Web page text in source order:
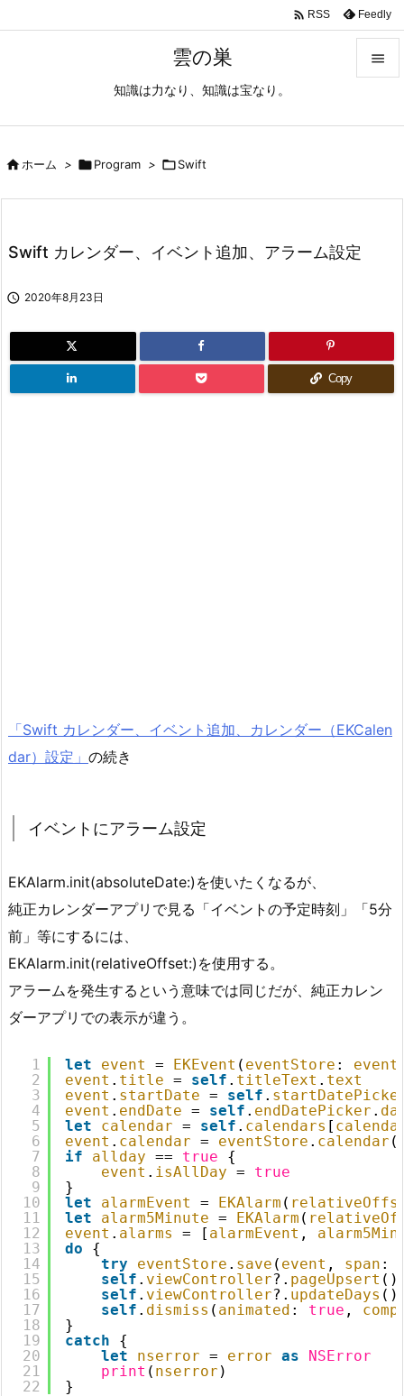
雲の巣
知識は力なり、知識は宝なり。

 RSS Feedly
ホーム > Program > Swift
Swift カレンダー、イベント追加、アラーム設定
 2020年8月23日
Copy
「Swift カレンダー、イベント追加、カレンダー（EKCalen
dar）設定」 の続き
イベントにアラーム設定
EKAlarm.init(absoluteDate:)を使いたくなるが、
純正カレンダーアプリで見る「イベントの予定時刻」「5分
前」等にするには、
EKAlarm.init(relativeOffset:)を使用する。
アラームを発生するという意味では同じだが、純正カレン
ダーアプリでの表示が違う。
1
2
3
4
5
6
7
8
9
10
11
12
13
14
15
16
17
18
19
20
21
22
let event = EKEvent ( eventStore :
event . title = self . titleText . text
event . startDate = self .
event . endDate = self . endDatePicker .
let
calendar = self . calendars [
event . calendar = eventStore . calendar (
if
allday == true
{
event . isAllDay = true
}
let
alarmEvent = EKAlarm (
let
alarm5Minute = EKAlarm (
event . alarms = [ alarmEvent ,
do
{
try
eventStore . save ( event , span :
self . viewController?. pageUpsert ()
self . viewController?. updateDays ()
self . dismiss ( animated : true ,
}
catch
{
let
nserror = error as
NSError
print ( nserror )
}